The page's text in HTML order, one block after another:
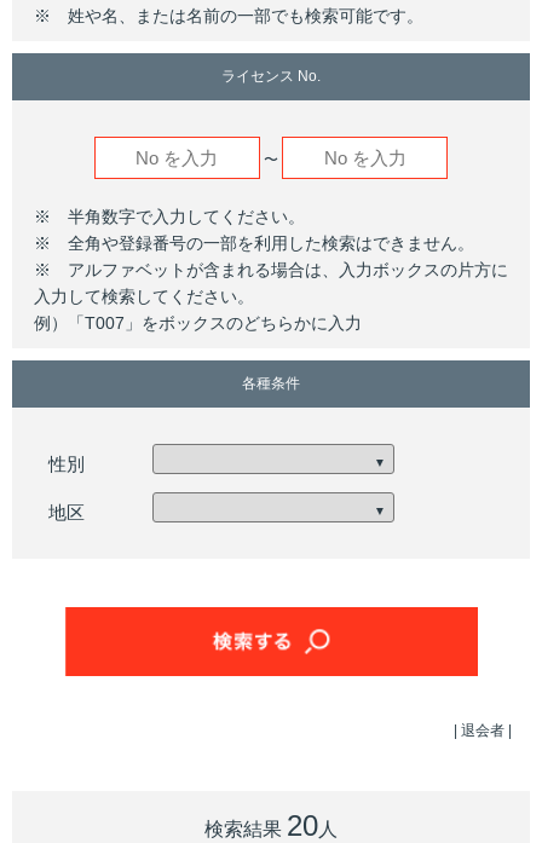
※ 姓や名、または名前の一部でも検索可能です。
ライセンス No.
〜
※ 半角数字で入力してください。
※ 全角や登録番号の一部を利用した検索はできません。
※ アルファベットが含まれる場合は、入力ボックスの片方に
入力して検索してください。
例）「T007」をボックスのどちらかに入力
各種条件
性別 ▼
地区 ▼
| 退会者 |
検索結果 20 人